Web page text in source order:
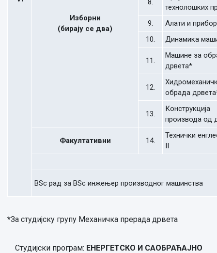
Изборни
(бирају се два)
8.
технолошких
9.
Алати и
10.
Динамика
11.
Машине за
дрвета*
12.
обрада
13.
Конструкција
производа од
Факултативни 14.
Технички
II
BSc рад за BSc инжењер производног машинства
*За студијску групу Механичка прерада дрвета
Студијски програм: ЕНЕРГЕТСКО И САОБРАЋАЈНО